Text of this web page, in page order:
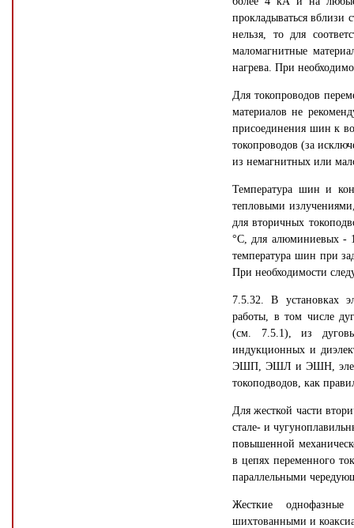
прокладываться вблизи
нельзя, то для
маломагнитные
нагрева. При
Для токопроводов
материалов не
присоединения шин к
токопроводов (за
из немагнитных или
Температура шин и
тепловыми
для вторичных
°С, для алюминиевых -
температура шин при
При необходимости
7.5.32. В установках
работы, в том числе
(см. 7.5.1), из
индукционных и
ЭШП, ЭШЛ и ЭШН,
токоподводов, как
Для жесткой части
стале- и
повышенной
в цепях переменного
параллельными
Жесткие однофазные
шихтованными и